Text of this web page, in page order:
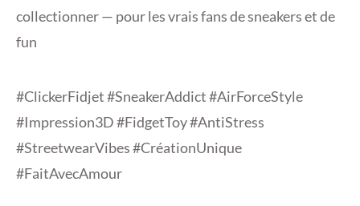
collectionner — pour les vrais fans de sneakers et de
fun
#ClickerFidjet #SneakerAddict #AirForceStyle
#Impression3D #FidgetToy #AntiStress
#StreetwearVibes #CréationUnique
#FaitAvecAmour